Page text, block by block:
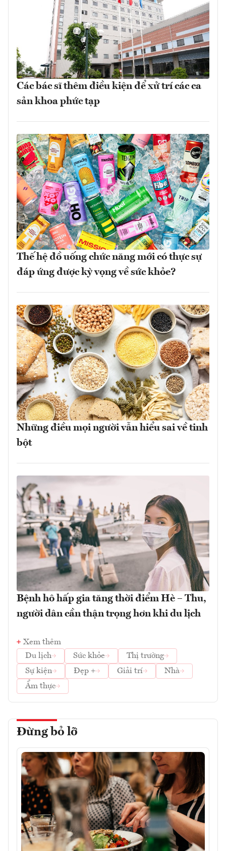
Các bác sĩ thêm điều kiện để xử trí các ca
sản khoa phức tạp
Thế hệ đồ uống chức năng mới có thực sự
đáp ứng được kỳ vọng về sức khỏe?
Những điều mọi người vẫn hiểu sai về tinh
bột
Bệnh hô hấp gia tăng thời điểm Hè – Thu,
người dân cần thận trọng hơn khi du lịch
Xem thêm
Du lịch
Sức khỏe
Thị trường
Sự kiện
Đẹp + Giải trí
Nhà
Ẩm thực
Đừng bỏ lỡ